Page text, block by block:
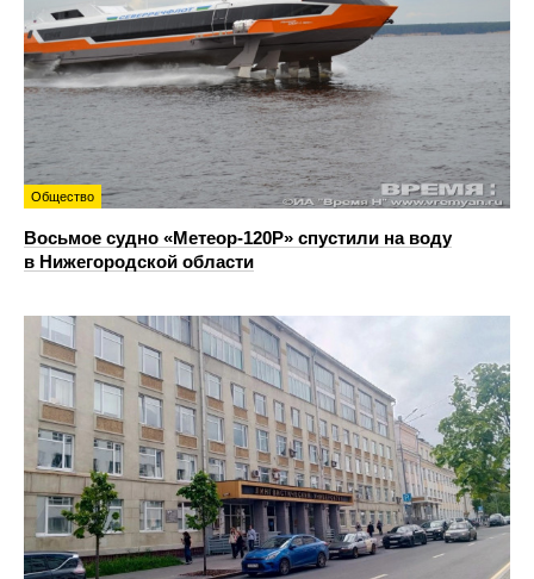
Общество
Восьмое судно «Метеор-120Р» спустили на воду
в Нижегородской области